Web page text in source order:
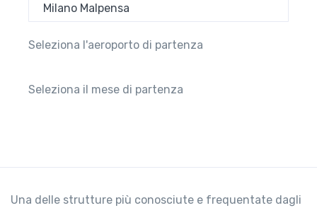
Milano Malpensa
Seleziona l'aeroporto di partenza
Seleziona il mese di partenza
Una delle strutture più conosciute e frequentate dagli